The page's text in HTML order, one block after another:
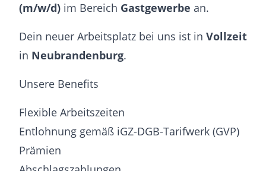
(m/w/d) im Bereich Gastgewerbe an.
Dein neuer Arbeitsplatz bei uns ist in Vollzeit
in Neubrandenburg.
Unsere Benefits
Flexible Arbeitszeiten
Entlohnung gemäß iGZ-DGB-Tarifwerk (GVP)
Prämien